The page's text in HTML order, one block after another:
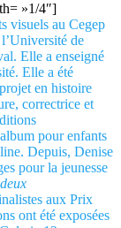
»1/4″]
visuels au Cegep
de
Elle a enseigné
Elle a été
en histoire
correctrice et
pour enfants
Depuis, Denise
pour la jeunesse
aux Prix
ont été exposées